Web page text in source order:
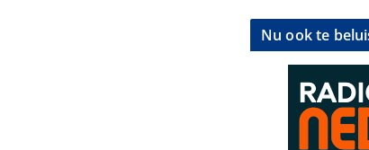
Nu ook te